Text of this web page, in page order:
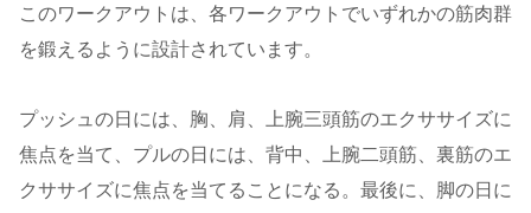
このワークアウトは、各ワークアウトでいずれかの筋肉群
を鍛えるように設計されています。
プッシュの日には、胸、肩、上腕三頭筋のエクササイズに
焦点を当て、プルの日には、背中、上腕二頭筋、裏筋のエ
クササイズに焦点を当てることになる。最後に、脚の日に